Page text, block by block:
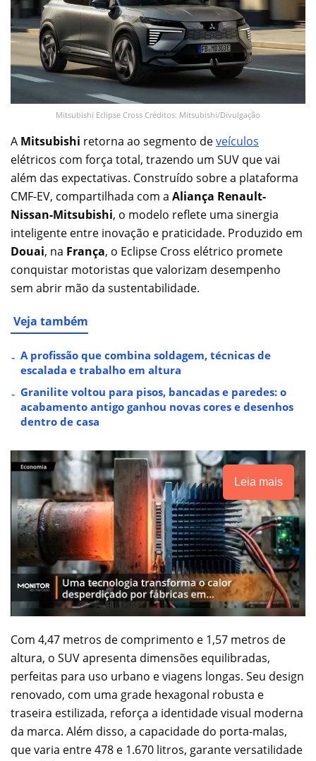
Mitsubishi Eclipse Cross Créditos: Mitsubishi/Divulgação
A Mitsubishi retorna ao segmento deveículos
elétricos com força total, trazendo um SUV que vai
além das expectativas. Construído sobre a plataforma
CMF-EV, compartilhada com a Aliança Renault-
Nissan-Mitsubishi, o modelo reflete uma sinergia
inteligente entre inovação e praticidade. Produzido em
Douai, na França, o Eclipse Cross elétrico promete
conquistar motoristas que valorizam desempenho
sem abrir mão da sustentabilidade.
Veja também
A profissão que combina soldagem, técnicas de
escalada e trabalho em altura
Granilite voltou para pisos, bancadas e paredes: o
acabamento antigo ganhou novas cores e desenhos
dentro de casa
Leia mais
Com 4,47 metros de comprimento e 1,57 metros de
altura, o SUV apresenta dimensões equilibradas,
perfeitas para uso urbano e viagens longas. Seu design
renovado, com uma grade hexagonal robusta e
traseira estilizada, reforça a identidade visual moderna
da marca. Além disso, a capacidade do porta-malas,
que varia entre 478 e 1.670 litros, garante versatilidade